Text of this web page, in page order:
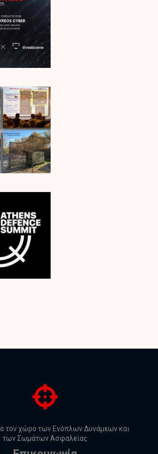
τον χώρο των Ενόπλων Δυνάμεων και
των Σωμάτων Ασφαλείας